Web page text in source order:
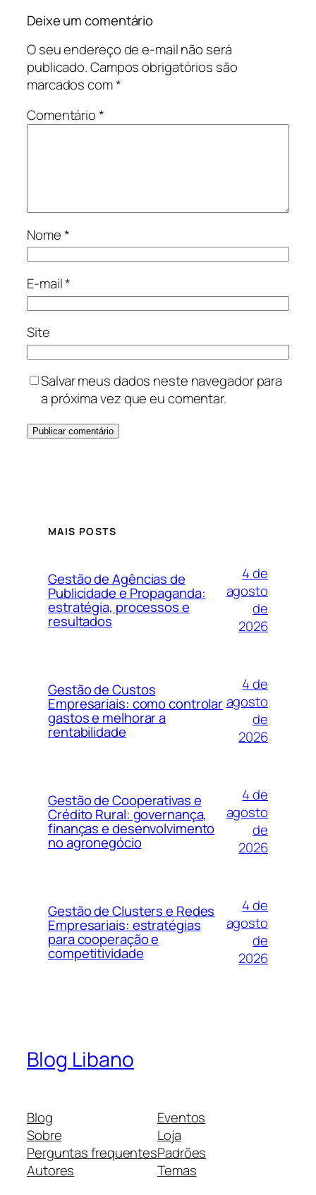
Deixe um comentário
O seu endereço de e-mail não será
publicado.Campos obrigatórios são
marcados com*
Comentário*
Nome*
E-mail*
Site
Salvar meus dados neste navegador para
a próxima vez que eu comentar.
MAIS POSTS
Gestão de Agências de
Publicidade e Propaganda:
estratégia, processos e
resultados
4 de
agosto
de
2026
Gestão de Custos
Empresariais: como controlar
gastos e melhorar a
rentabilidade
4 de
agosto
de
2026
Gestão de Cooperativas e
Crédito Rural: governança,
finanças e desenvolvimento
no agronegócio
4 de
agosto
de
2026
Gestão de Clusters e Redes
Empresariais: estratégias
para cooperação e
competitividade
4 de
agosto
de
2026
Blog Libano
Blog
Sobre
Perguntas frequentes
Autores
Eventos
Loja
Padrões
Temas